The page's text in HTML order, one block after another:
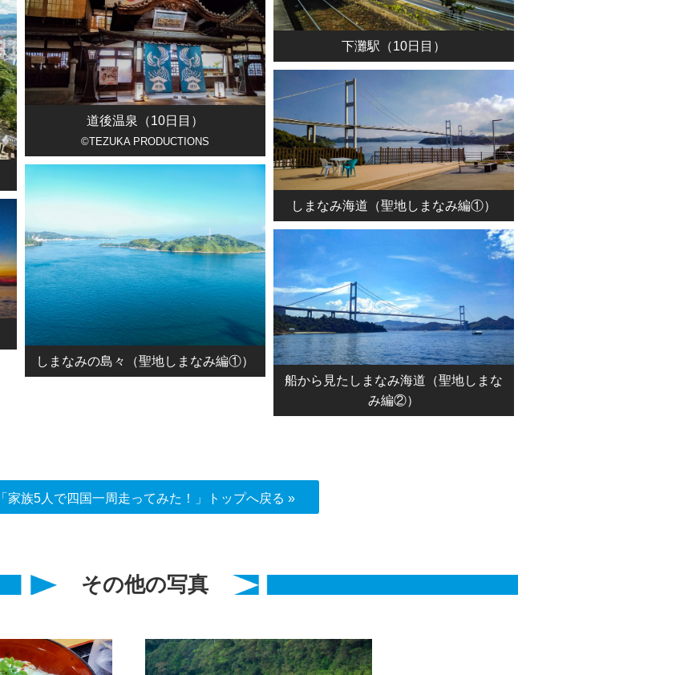
下灘駅（10日目）
道後温泉（10日目）
©TEZUKA PRODUCTIONS
しまなみ海道（聖地しまなみ編①）
しまなみの島々（聖地しまなみ編①）
船から見たしまなみ海道（聖地しまな
み編②）
「家族5人で四国一周走ってみた！」トップへ戻る »
その他の写真